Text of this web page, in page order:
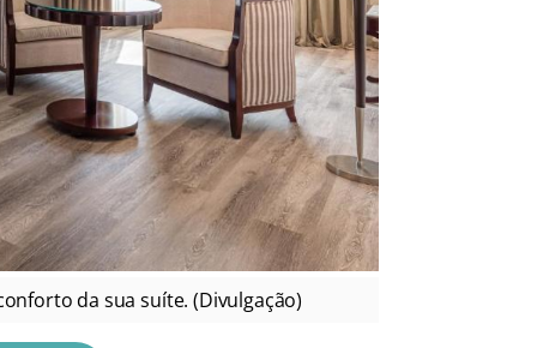
da sua suíte. (Divulgação)